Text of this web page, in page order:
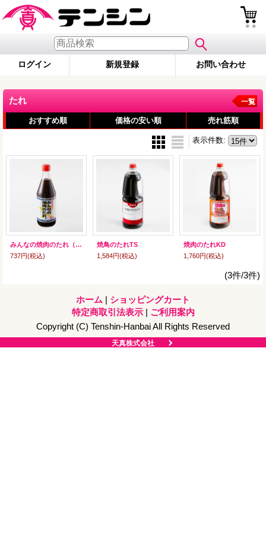
ログイン 新規登録 お問い合わせ
たれ 一覧
おすすめ順 価格の安い順 売れ筋順
表示件数:
みんなの焼肉のたれ（甘口）
737円(税込)
焼鳥のたれTS
1,584円(税込)
焼肉のたれKD
1,760円(税込)
(3件/3件)
ホーム | ショッピングカート
特定商取引法表示 | ご利用案内
Copyright (C) Tenshin-Hanbai All Rights Reserved
天真株式会社